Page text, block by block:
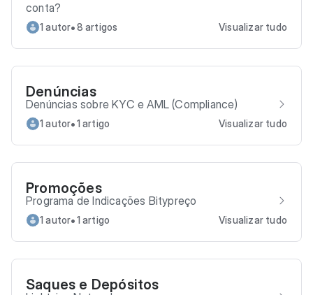
conta?
1 autor•8 artigos Visualizar tudo
Denúncias
Denúncias sobre KYC e AML (Compliance)
1 autor•1 artigo Visualizar tudo
Promoções
Programa de Indicações Bitypreço
1 autor•1 artigo Visualizar tudo
Saques e Depósitos